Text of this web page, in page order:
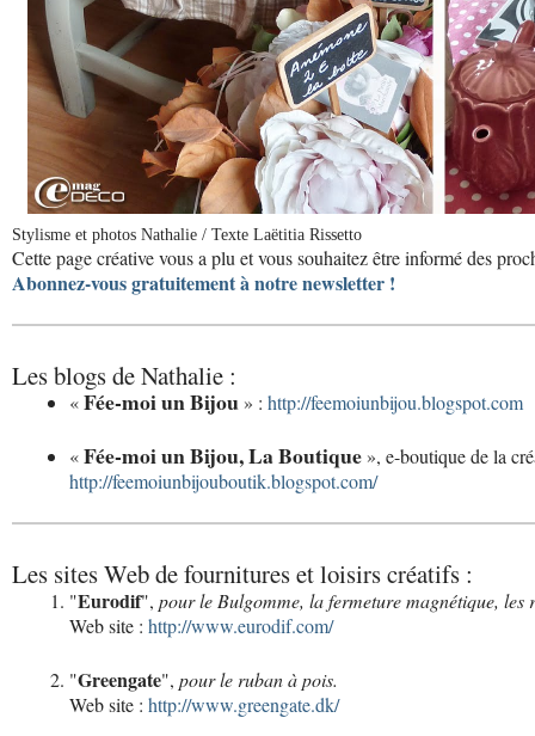
Stylisme et photos Nathalie / Texte Laëtitia Rissetto
Cette page créative vous a plu et vous souhaitez être informé des
Abonnez-vous gratuitement à notre newsletter !
Les blogs de Nathalie :
«Fée-moi un Bijou » : http://feemoiunbijou.blogspot.com
«Fée-moi un Bijou, La Boutique », e-boutique de la
http://feemoiunbijouboutik.blogspot.com/
Les sites Web de fournitures et loisirs créatifs :
"Eurodif", pour le Bulgomme, la fermeture magnétique, les
Web site : http://www.eurodif.com/
"Greengate", pour le ruban à pois.
Web site : http://www.greengate.dk/